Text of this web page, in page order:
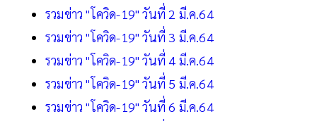
รวมข่าว "โควิด-19" วันที่ 2 มี.ค.64
รวมข่าว "โควิด-19" วันที่ 3 มี.ค.64
รวมข่าว "โควิด-19" วันที่ 4 มี.ค.64
รวมข่าว "โควิด-19" วันที่ 5 มี.ค.64
รวมข่าว "โควิด-19" วันที่ 6 มี.ค.64